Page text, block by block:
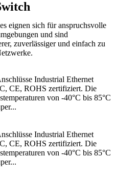
eignen sich für anspruchsvolle
und sind
zuverlässiger und einfach zu
Industrial Ethernet
CE, ROHS zertifiziert. Die
von -40°C bis 85°C
Industrial Ethernet
CE, ROHS zertifiziert. Die
von -40°C bis 85°C